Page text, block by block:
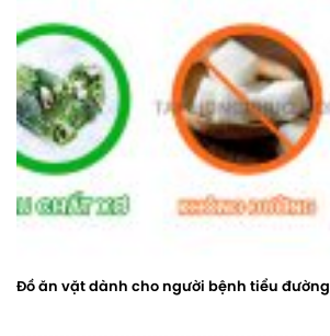
Đồ ăn vặt dành cho người bệnh tiểu đường